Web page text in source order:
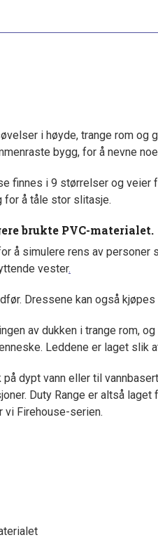
i høyde, trange rom og
bygg, for å nevne
i 9 størrelser og veier
for å tåle stor slitasje.
brukte PVC-materialet.
å simulere rens av
vester.
Dressene kan også
av dukken i trange rom,
Leddene er laget slik
dypt vann eller til
Duty Range er altså
vi Firehouse-serien.